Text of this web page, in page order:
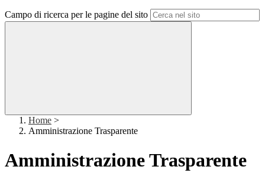
Campo di ricerca per le pagine del sito
Home >
Amministrazione Trasparente
Amministrazione Trasparente